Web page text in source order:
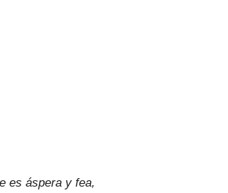
es áspera y fea,